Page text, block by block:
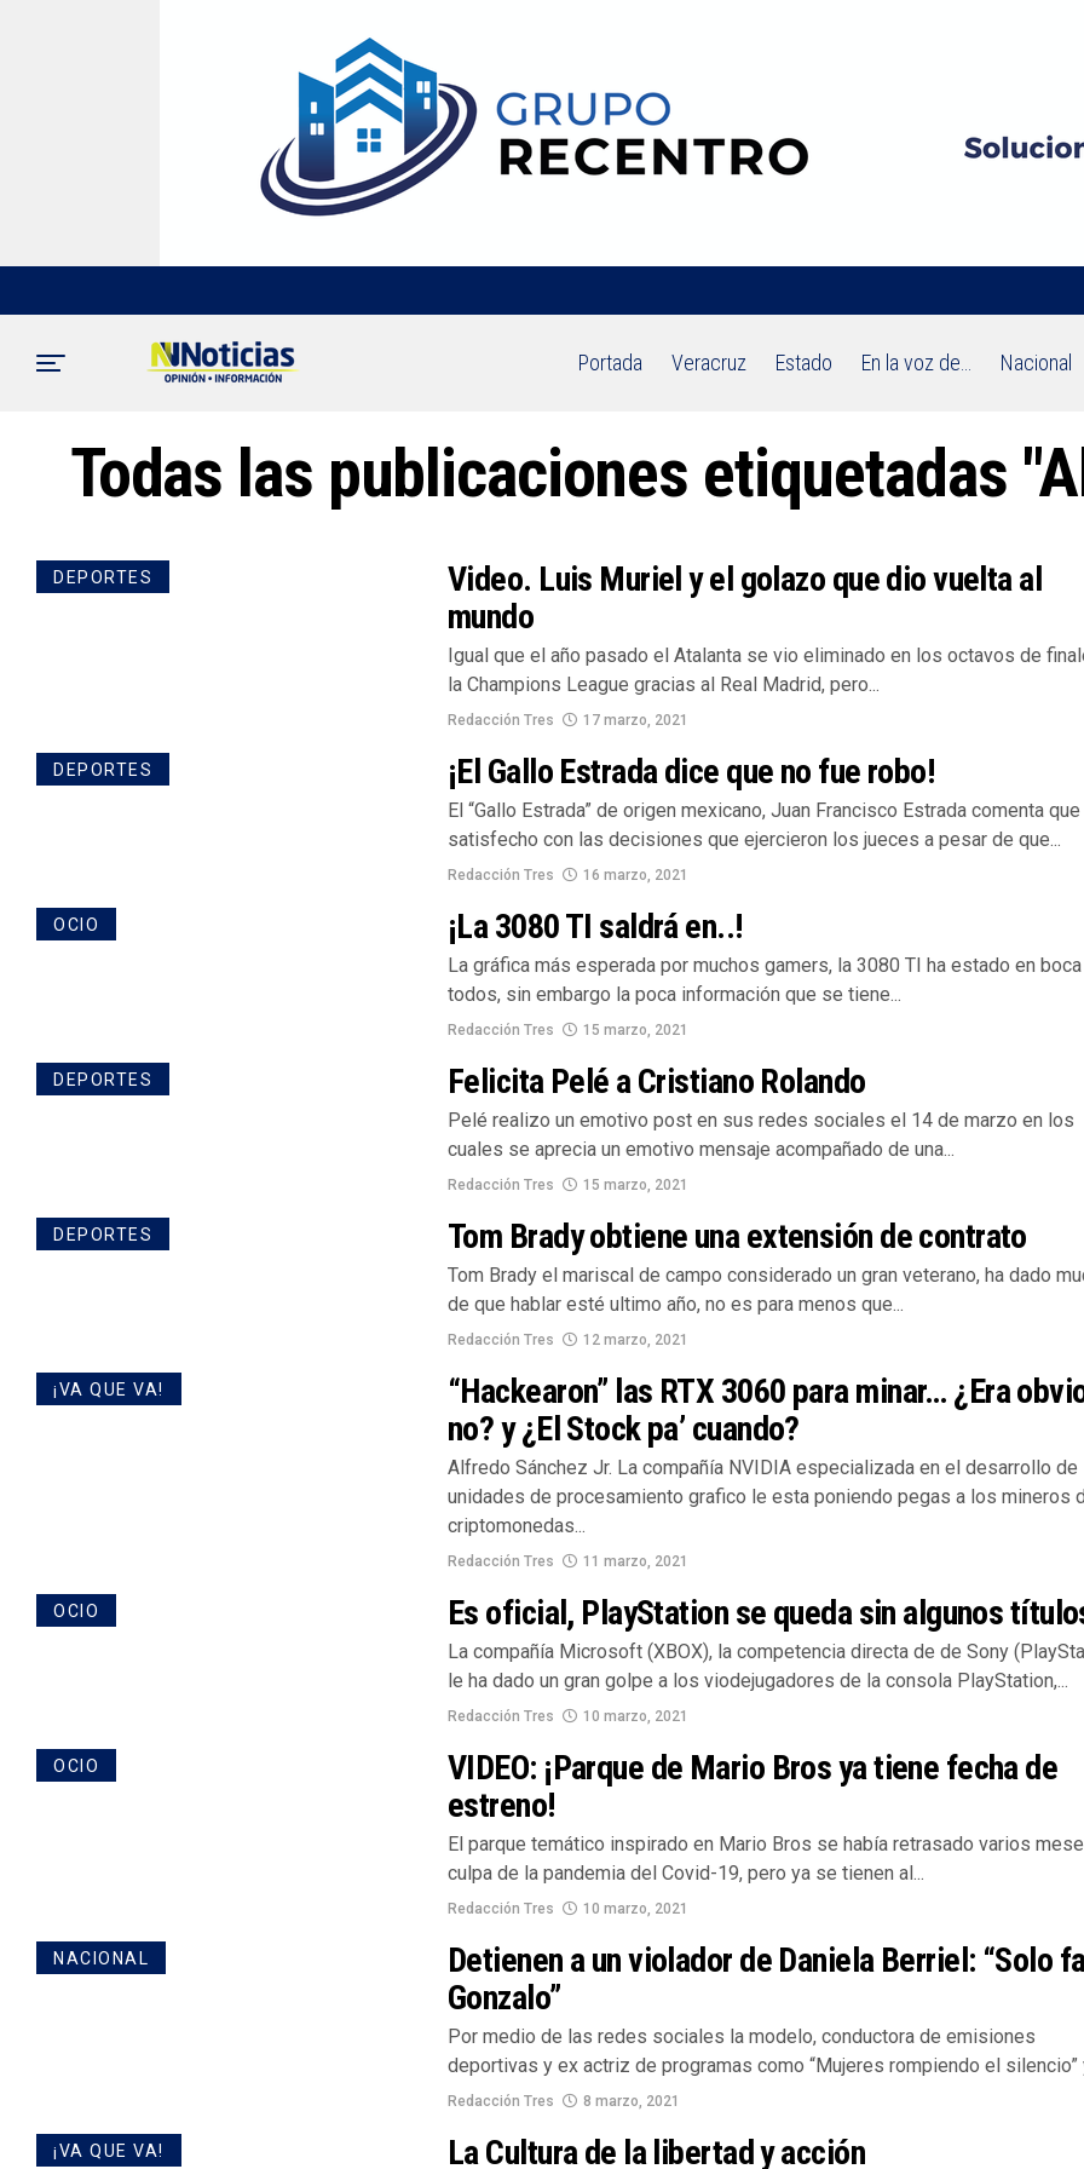
Portada Veracruz Estado En la voz de… Nacional
Todas las publicaciones etiquetadas
DEPORTES
Video. Luis Muriel y el golazo que dio vuelta al
mundo
Igual que el año pasado el Atalanta se vio eliminado en los octavos de
la Champions League gracias al Real Madrid, pero...
Redacción Tres 17 marzo, 2021
DEPORTES ¡El Gallo Estrada dice que no fue robo!
El “Gallo Estrada” de origen mexicano, Juan Francisco Estrada comenta
satisfecho con las decisiones que ejercieron los jueces a pesar de que...
Redacción Tres 16 marzo, 2021
OCIO ¡La 3080 TI saldrá en..!
La gráfica más esperada por muchos gamers, la 3080 TI ha estado en
todos, sin embargo la poca información que se tiene...
Redacción Tres 15 marzo, 2021
DEPORTES Felicita Pelé a Cristiano Rolando
Pelé realizo un emotivo post en sus redes sociales el 14 de marzo en los
cuales se aprecia un emotivo mensaje acompañado de una...
Redacción Tres 15 marzo, 2021
DEPORTES Tom Brady obtiene una extensión de contrato
Tom Brady el mariscal de campo considerado un gran veterano, ha dado
de que hablar esté ultimo año, no es para menos que...
Redacción Tres 12 marzo, 2021
¡VA QUE VA!
“Hackearon” las RTX 3060 para minar… ¿Era
no? y ¿El Stock pa’ cuando?
Alfredo Sánchez Jr. La compañía NVIDIA especializada en el desarrollo de
unidades de procesamiento grafico le esta poniendo pegas a los mineros
criptomonedas...
Redacción Tres 11 marzo, 2021
OCIO Es oficial, PlayStation se queda sin algunos
La compañía Microsoft (XBOX), la competencia directa de de Sony
le ha dado un gran golpe a los viodejugadores de la consola PlayStation,...
Redacción Tres 10 marzo, 2021
OCIO
VIDEO: ¡Parque de Mario Bros ya tiene fecha de
estreno!
El parque temático inspirado en Mario Bros se había retrasado varios
culpa de la pandemia del Covid-19, pero ya se tienen al...
Redacción Tres 10 marzo, 2021
NACIONAL
Detienen a un violador de Daniela Berriel: “Solo
Gonzalo”
Por medio de las redes sociales la modelo, conductora de emisiones
deportivas y ex actriz de programas como “Mujeres rompiendo el silencio”
Redacción Tres 8 marzo, 2021
¡VA QUE VA! La Cultura de la libertad y acción